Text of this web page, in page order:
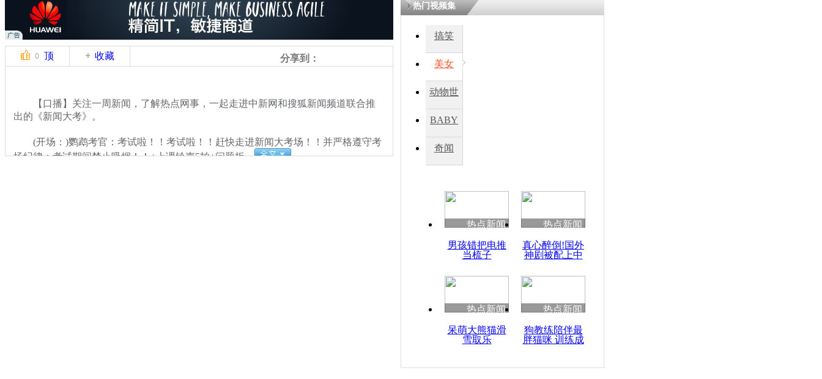
因
度苗族花山节
魂
0 顶 收藏 分享到：
【口播】关注一周新闻，了解热点网事，一起走进中新网和搜狐新闻频道联合推
出的《新闻大考》。
(开场：)鹦鹉考官：考试啦！！考试啦！！赶快走进新闻大考场！！并严格遵守考
场纪律：考试期间禁止吸烟！！+上课铃声5拍+问题板。
热门视频集
搞笑
美女
动物世
BABY
秀
奇闻
热点新闻
男孩错把电推
当梳子
热点新闻
真心醉倒!国外
神剧被配上中
热点新闻
呆萌大熊猫滑
雪取乐
热点新闻
狗教练陪伴最
胖猫咪 训练成